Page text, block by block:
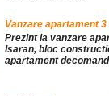
Vanzare apartament
Prezint la vanzare
Isaran, bloc
apartament